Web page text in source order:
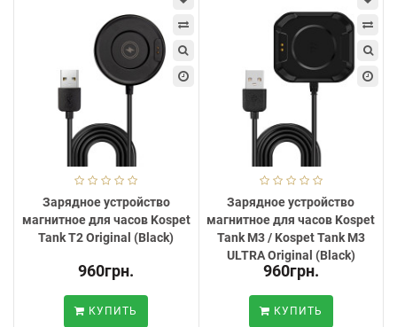
Зарядное устройство
магнитное для часов Kospet
Tank T2 Original (Black)
960грн.
КУПИТЬ
Зарядное устройство
магнитное для часов Kospet
Tank M3 / Kospet Tank M3
ULTRA Original (Black)
960грн.
КУПИТЬ